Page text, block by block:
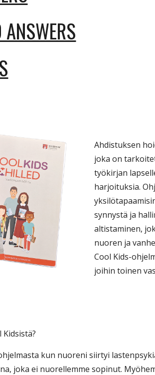
Ahdistuksen
joka on
työkirjan
harjoituksia.
synnystä ja
altistaminen,
nuoren ja
Cool Kids-
joihin toinen
kun nuoreni siirtyi
joka ei nuorellemme sopinut.